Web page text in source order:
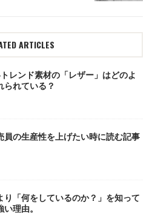
ARTICLES
レンド素材の「レザー」はどのよ
られている？
員の生産性を上げたい時に読む記事
り「何をしているのか？」を知って
理由。